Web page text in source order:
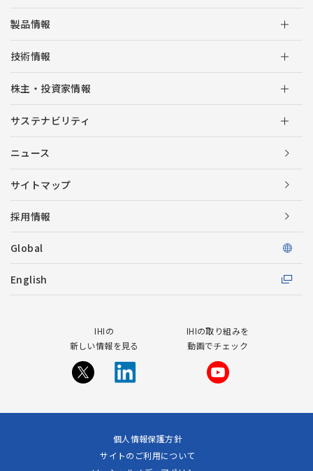
製品情報
技術情報
株主・投資家情報
サステナビリティ
ニュース
サイトマップ
採用情報
Global
English
IHIの
新しい情報を見る
IHIの取り組みを
動画でチェック
個人情報保護方針
サイトのご利用について